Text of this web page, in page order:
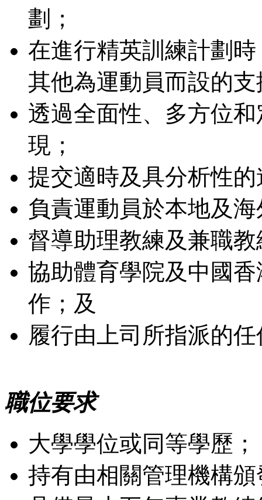
劃；
在進行精英訓練計劃
其他為運動員而設的
透過全面性、多方位
現；
提交適時及具分析性
負責運動員於本地及
督導助理教練及兼職
協助體育學院及中國
作；及
履行由上司所指派的
職位要求
大學學位或同等學歷；
持有由相關管理機構